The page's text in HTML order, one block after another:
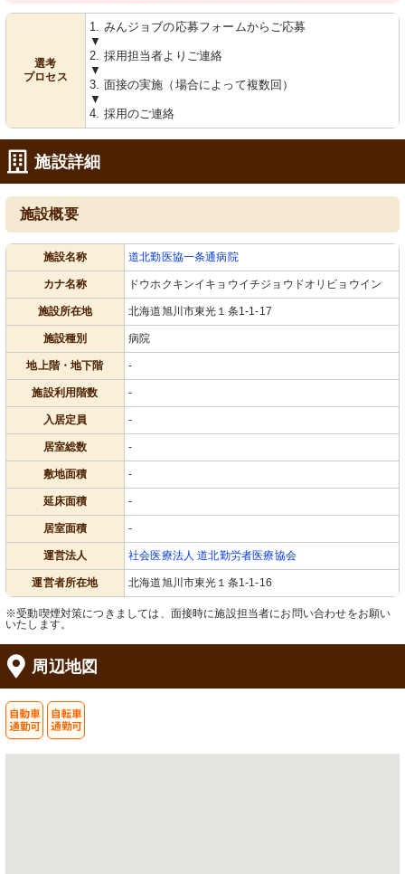
選考
プロセス
1. みんジョブの応募フォームからご応募
▼
2. 採用担当者よりご連絡
▼
3. 面接の実施（場合によって複数回）
▼
4. 採用のご連絡
施設詳細
施設概要
施設名称 道北勤医協一条通病院
カナ名称 ドウホクキンイキョウイチジョウドオリビョウイン
施設所在地 北海道旭川市東光１条1-1-17
施設種別 病院
地上階・地下階 -
施設利用階数 -
入居定員 -
居室総数 -
敷地面積 -
延床面積 -
居室面積 -
運営法人 社会医療法人 道北勤労者医療協会
運営者所在地 北海道旭川市東光１条1-1-16
※受動喫煙対策につきましては、面接時に施設担当者にお問い合わせをお願い
いたします。
周辺地図